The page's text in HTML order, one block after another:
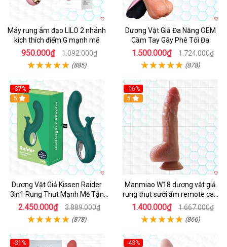
Máy rung âm đạo LILO 2 nhánh
kích thích điểm G mạnh mẽ
950.000₫ 1.092.000₫
(885)
Dương Vật Giả Đa Năng OEM
Cầm Tay Gây Phê Tối Đa
1.500.000₫ 1.724.000₫
(878)
-37%
Hot
5
Dương Vật Giả Kissen Raider
3in1 Rung Thụt Mạnh Mẽ Tận
Hưởng
2.450.000₫ 3.889.000₫
(878)
-16%
Hot
5
Manmiao W18 dương vật giả
rung thụt sưởi ấm remote cao
cấp
1.400.000₫ 1.667.000₫
(866)
-31%
-43%